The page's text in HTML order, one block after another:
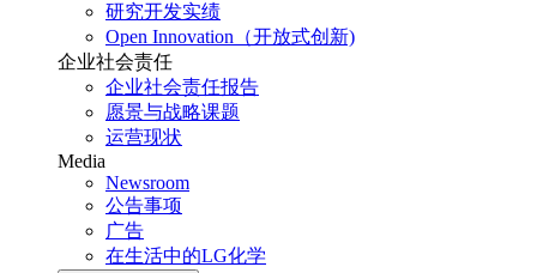
研究开发实绩
Open Innovation（开放式创新)
企业社会责任
企业社会责任报告
愿景与战略课题
运营现状
Media
Newsroom
公告事项
广告
在生活中的LG化学